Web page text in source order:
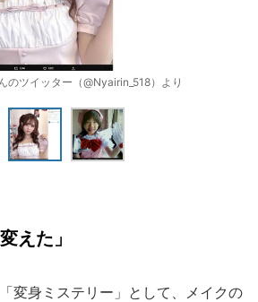
のツイッター（@Nyairin_518）より
えた」
変身ミステリー」として、メイクの